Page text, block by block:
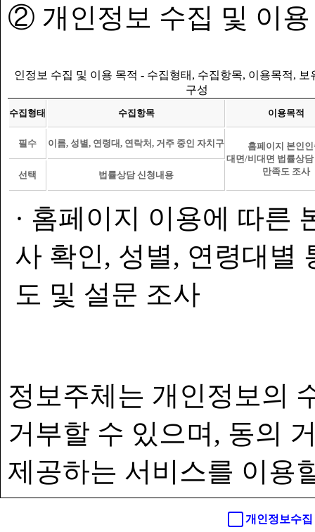
② 개인정보 수집 및 이용
인정보 수집 및 이용 목적 - 수집형태, 수집항목, 이용목적, 보
구성
수집형태 수집항목 이용목적
필수 이름, 성별, 연령대, 연락처, 거주 중인 자치구
홈페이지 본인인
대면/비대면 법률상
만족도 조사
선택 법률상담 신청내용
· 홈페이지 이용에 따른
사 확인, 성별, 연령대별
도 및 설문 조사
정보주체는 개인정보의
거부할 수 있으며, 동의
제공하는 서비스를 이용
개인정보수